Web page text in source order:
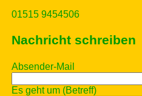
01515 9454506
Nachricht schreiben
Absender-Mail
Es geht um (Betreff)